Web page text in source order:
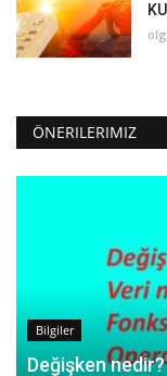
ÖNERILERIMIZ
Bilgiler
Değişken